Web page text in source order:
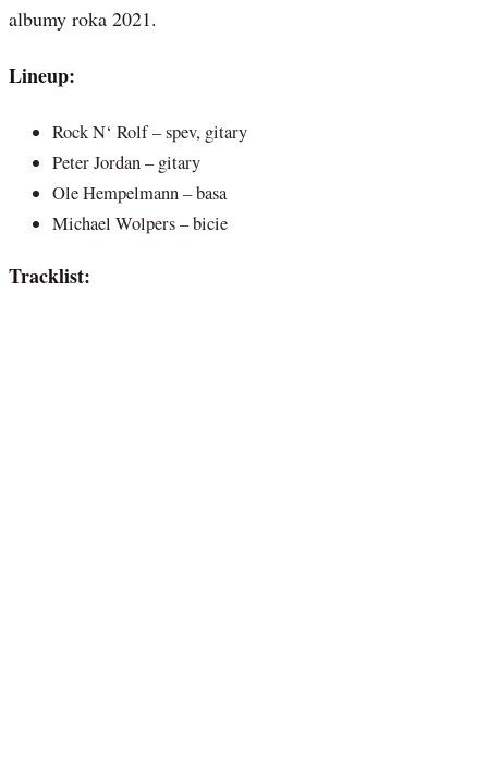
albumy roka 2021.
Lineup:
Rock N‘ Rolf – spev, gitary
Peter Jordan – gitary
Ole Hempelmann – basa
Michael Wolpers – bicie
Tracklist: